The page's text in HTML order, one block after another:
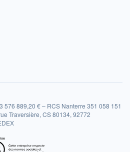
576 889,20 € – RCS Nanterre 351 058 151
Traversière, CS 80134, 92772